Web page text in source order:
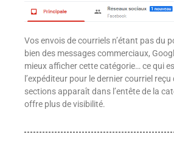
Vos envois de courriels n’étant pas du
bien des messages commerciaux,
mieux afficher cette catégorie… ce qui
l’expéditeur pour le dernier courriel
sections apparaît dans l’entête de la
offre plus de visibilité.